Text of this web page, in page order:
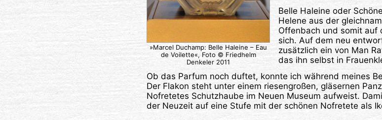
»Marcel Duchamp: Belle Haleine – Eau
de Voilette«, Foto © Friedhelm
Denkeler 2011
Belle Haleine oder
Helene aus der
Offenbach und somit auf
sich. Auf dem neu
zusätzlich ein von Man
das ihn selbst in
Ob das Parfum noch duftet, konnte ich während meines
Der Flakon steht unter einem riesengroßen, gläsernen
Nofretetes Schutzhaube im Neuen Museum aufweist.
der Neuzeit auf eine Stufe mit der schönen Nofretete als